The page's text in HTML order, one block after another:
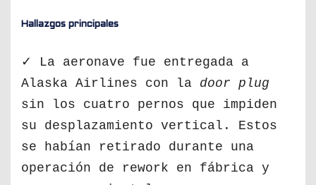
Hallazgos principales
✓ La aeronave fue entregada a
Alaska Airlines con la door plug
sin los cuatro pernos que impiden
su desplazamiento vertical. Estos
se habían retirado durante una
operación de rework en fábrica y